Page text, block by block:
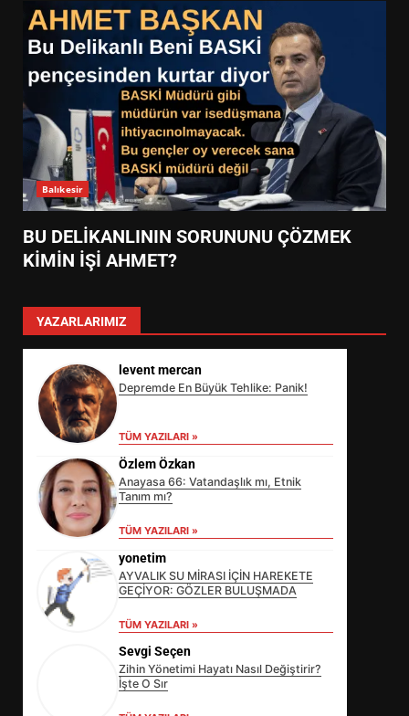
Balıkesir
BU DELİKANLININ SORUNUNU ÇÖZMEK
KİMİN İŞİ AHMET?
YAZARLARIMIZ
levent mercan
Depremde En Büyük Tehlike: Panik!
TÜM YAZILARI »
Özlem Özkan
Anayasa 66: Vatandaşlık mı, Etnik
Tanım mı?
TÜM YAZILARI »
yonetim
AYVALIK SU MİRASI İÇİN HAREKETE
GEÇİYOR: GÖZLER BULUŞMADA
TÜM YAZILARI »
Sevgi Seçen
Zihin Yönetimi Hayatı Nasıl Değiştirir?
İşte O Sır